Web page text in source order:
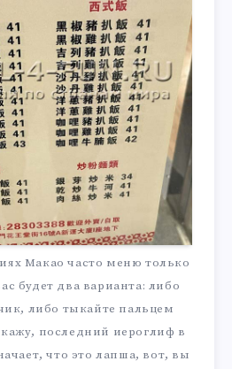
Макао часто меню только
будет два варианта: либо
либо тыкайте пальцем
последний иероглиф в
что это лапша, вот, вы